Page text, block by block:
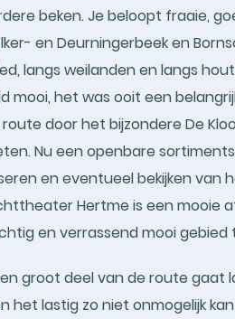
beken. Je beloopt fraaie,
en Deurningerbeek en
langs weilanden en langs
mooi, het was ooit een
door het bijzondere De
Nu een openbare
en eventueel bekijken
Hertme is een mooie
en verrassend mooi
groot deel van de route gaat
het lastig zo niet onmogelijk